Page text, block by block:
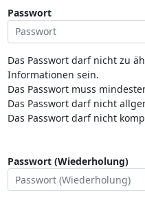
Passwort
Das Passwort darf nicht zu
Informationen sein.
Das Passwort muss
Das Passwort darf nicht
Das Passwort darf nicht
Passwort (Wiederholung)